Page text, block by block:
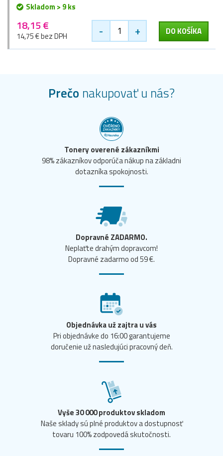
Skladom > 9 ks
18,15 €
14,75 € bez DPH - + DO KOŠÍKA
Prečo nakupovať u nás?
Tonery overené zákazníkmi
98% zákazníkov odporúča nákup na základni
dotazníka spokojnosti.
Dopravné ZADARMO.
Neplaťte drahým dopravcom!
Dopravné zadarmo od 59 €.
Objednávka už zajtra u vás
Pri objednávke do 16:00 garantujeme
doručenie už nasledujúci pracovný deň.
Vyše 30 000 produktov skladom
Naše sklady sú plné produktov a dostupnosť
tovaru 100% zodpovedá skutočnosti.